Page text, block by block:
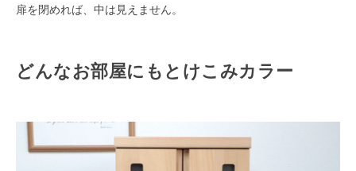
扉を閉めれば、中は見えません。
どんなお部屋にもとけこみカラー